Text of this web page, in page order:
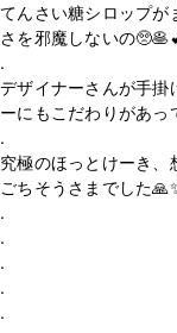
てんさい糖シロップが
さを邪魔しないの
.
デザイナーさんが手掛
ーにもこだわりがあっ
.
究極のほっとけーき、
ごちそうさまでした
.
.
.
.
.